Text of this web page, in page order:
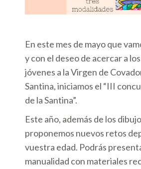
En este mes de mayo que
y con el deseo de acercar a
jóvenes a la Virgen de
Santina, iniciamos el “III
de la Santina”.
Este año, además de los
proponemos nuevos retos
vuestra edad. Podrás
manualidad con materiales